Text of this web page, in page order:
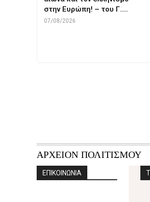
στην Ευρώπη! – του Γ.…
07/08/2026
ΑΡΧΕΙΟΝ ΠΟΛΙΤΙΣΜΟΥ
ΕΠΙΚΟΙΝΩΝΙΑ